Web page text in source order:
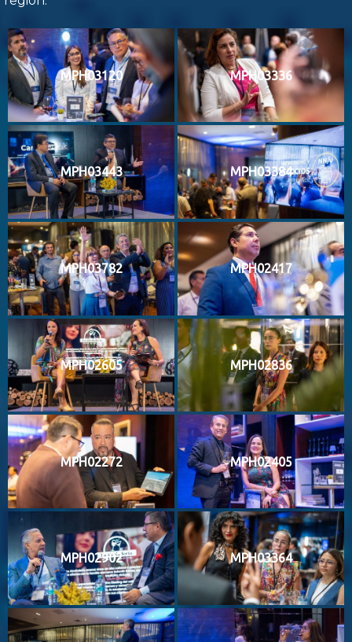
MPH03120 MPH03336
MPH03443 MPH03384
MPH03782 MPH02417
MPH02605 MPH02836
MPH02272 MPH02405
MPH02902 MPH03364